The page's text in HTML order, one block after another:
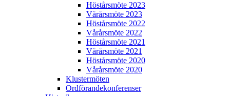
Höstårsmöte 2023
Vårårsmöte 2023
Höstårsmöte 2022
Vårårsmöte 2022
Höstårsmöte 2021
Vårårsmöte 2021
Höstårsmöte 2020
Vårårsmöte 2020
Klustermöten
Ordförandekonferenser